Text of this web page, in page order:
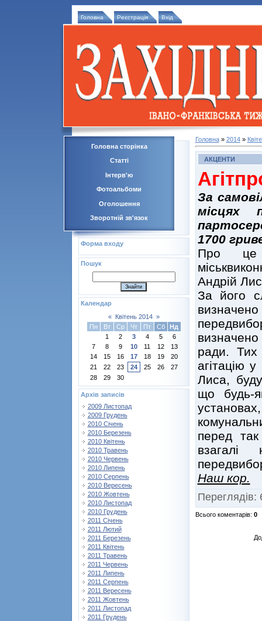
Головна Реєстрація Вхід
Головна сторінка
Статті
Інтерв'ю
Фотоальбоми
Оголошення
Зворотній зв'язок
Форма входу
Пошук
Календар
«
Квітень 2014 »
Пн
Вт Ср Чт Пт Сб
Нд
1
2 3 4 5
6
7
8 9 10 11 12
13
14
15 16 17 18 19
20
21
22 23 24 25 26
27
28
29 30
Архів записів
2009 Листопад
2009 Грудень
2010 Січень
2010 Березень
2010 Квітень
2010 Травень
2010 Червень
2010 Липень
2010 Серпень
2010 Вересень
2010 Жовтень
2010 Листопад
2010 Грудень
2011 Січень
2011 Лютий
2011 Березень
2011 Квітень
2011 Травень
2011 Червень
2011 Липень
2011 Серпень
2011 Вересень
2011 Жовтень
2011 Листопад
2011 Грудень
Головна» 2014 »
АКЦЕНТИ
За
місцях
1700
Про це
Андрій
За його
ради. Тих
агітацію
Лиса,
що будь-
перед
Наш кор.
Переглядів:
Всього коментарів: 0